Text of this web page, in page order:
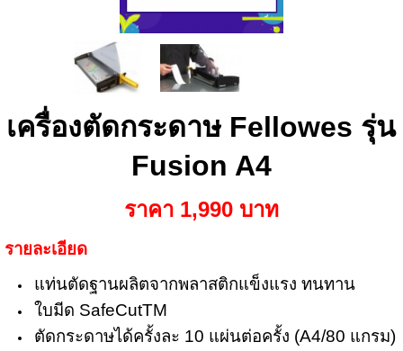
เครื่องตัดกระดาษ Fellowes รุ่น
Fusion A4
ราคา 1,990 บาท
รายละเอียด
แท่นตัดฐานผลิตจากพลาสติกแข็งแรง ทนทาน
ใบมีด SafeCutTM
ตัดกระดาษได้ครั้งละ 10 แผ่นต่อครั้ง (A4/80 แกรม)